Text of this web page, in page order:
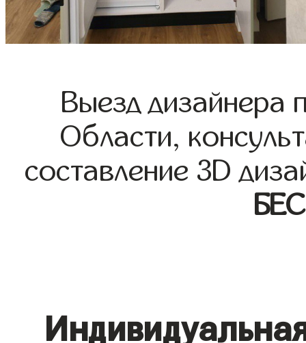
Выезд дизайнера
Области,
составление 3D